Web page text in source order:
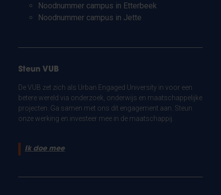
Noodnummer campus in Etterbeek
Noodnummer campus in Jette
Steun VUB
De VUB zet zich als Urban Engaged University in voor een
betere wereld via onderzoek, onderwijs en maatschappelijke
projecten. Ga samen met ons dit engagement aan. Steun
onze werking en investeer mee in de maatschappij.
Ik doe mee